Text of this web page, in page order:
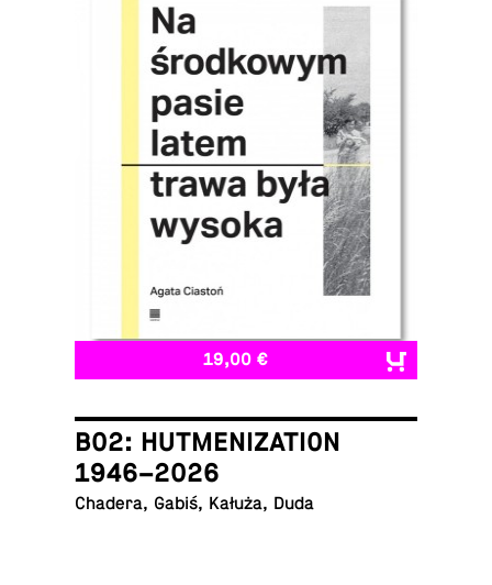
19,00 €
B02: HUTMENIZATION
1946–2026
Chadera, Gabiś, Kałuża, Duda